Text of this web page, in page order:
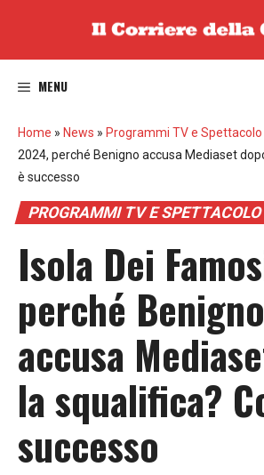
MENU
Home » News » Programmi TV e Spettacolo
2024, perché Benigno accusa Mediaset
è successo
PROGRAMMI TV E SPETTACOLO
Isola Dei
perché Benigno
accusa
la squalifica?
successo